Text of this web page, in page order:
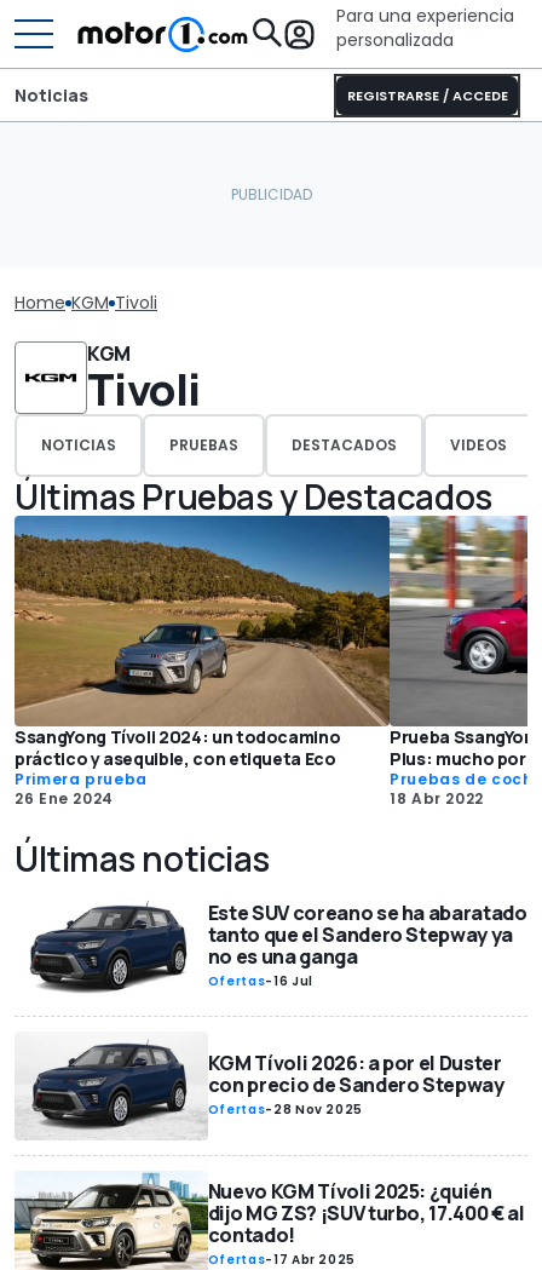
Para una experiencia
personalizada
REGISTRARSE / ACCEDE
Noticias
Home KGM Tivoli
KGM
Tivoli
NOTICIAS PRUEBAS DESTACADOS VIDEOS
Últimas Pruebas y Destacados
SsangYong Tívoli 2024: un todocamino
práctico y asequible, con etiqueta Eco
Primera prueba
26 Ene 2024
Prueba
Plus: mucho por
Pruebas de
18 Abr 2022
Últimas noticias
Este SUV coreano se ha abaratado
tanto que el Sandero Stepway ya
no es una ganga
Ofertas-16 Jul
KGM Tívoli 2026: a por el Duster
con precio de Sandero Stepway
Ofertas- 28 Nov 2025
Nuevo KGM Tívoli 2025: ¿quién
dijo MG ZS? ¡SUV turbo, 17.400 € al
contado!
Ofertas-17 Abr 2025